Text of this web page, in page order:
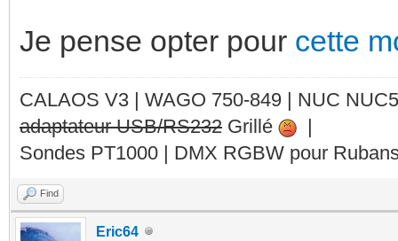
Je pense opter pour cette
CALAOS V3 | WAGO 750-849 | NUC
adaptateur USB/RS232 Grillé
|
Sondes PT1000 | DMX RGBW pour
Find
Eric64